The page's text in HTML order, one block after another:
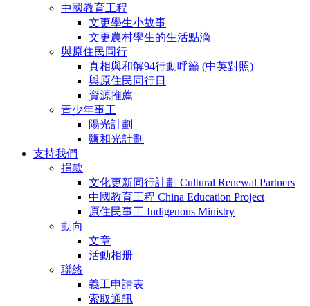
中國教育工程
文更學生小故事
文更農村學生的生活點滴
與原住民同行
真相與和解94行動呼籲 (中英對照)
與原住民同行日
資源推薦
青少年事工
陽光計劃
鹽和光計劃
支持我們
捐款
文化更新同行計劃 Cultural Renewal Partners
中國教育工程 China Education Project
原住民事工 Indigenous Ministry
動向
文章
活動相册
聯絡
義工申請表
索取通訊